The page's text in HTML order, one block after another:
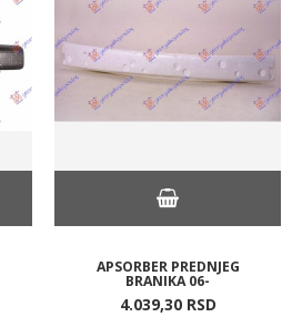
APSORBER PREDNJEG
BRANIKA 06-
4.039,30 RSD